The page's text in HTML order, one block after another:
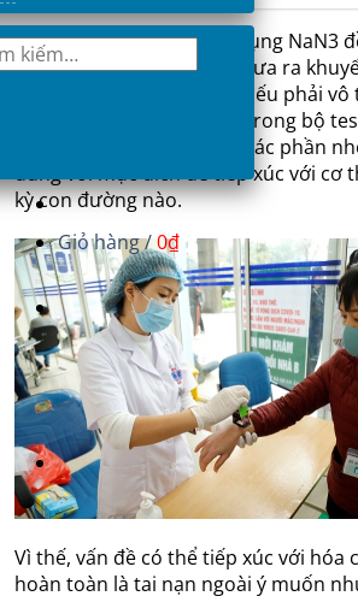
Giỏ hàng /0₫
Bộ test nhanh có thể sử dụng NaN3
bảng thành phần và đều đưa ra
phần có thể gây độc tính nếu phải
xúc với cơ thể. Dung dịch trong bộ
thể chia thành các thành các phần
dùng với mục đích để tiếp xúc với cơ
kỳ con đường nào.
Vì thế, vấn đề có thể tiếp xúc với hóa
hoàn toàn là tai nạn ngoài ý muốn